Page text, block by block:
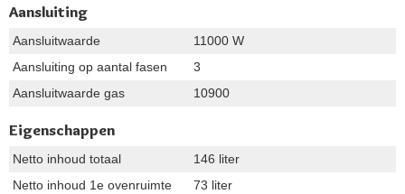
Aansluiting
Aansluitwaarde
11000 W
Aansluiting op aantal fasen
3
Aansluitwaarde gas
10900
Eigenschappen
Netto inhoud totaal
146 liter
Netto inhoud 1e ovenruimte
73 liter